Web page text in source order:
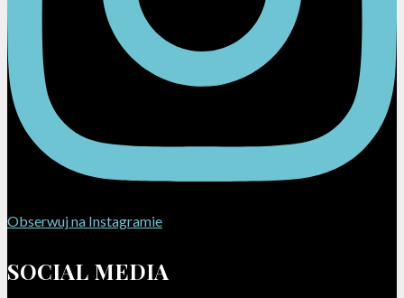
Obserwuj na Instagramie
SOCIAL MEDIA